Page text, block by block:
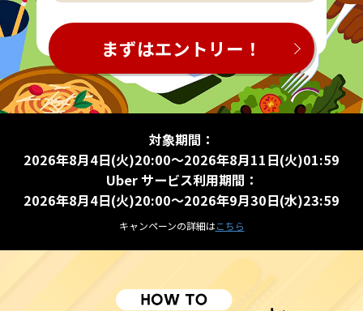
まずはエントリー！
対象期間：
2026年8月4日(火)20:00～2026年8月11日(火)01:59
Uber サービス利用期間：
2026年8月4日(火)20:00～2026年9月30日(水)23:59
キャンペーンの詳細はこちら